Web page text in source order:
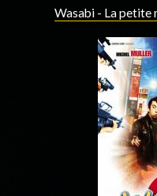
Wasabi - La petite